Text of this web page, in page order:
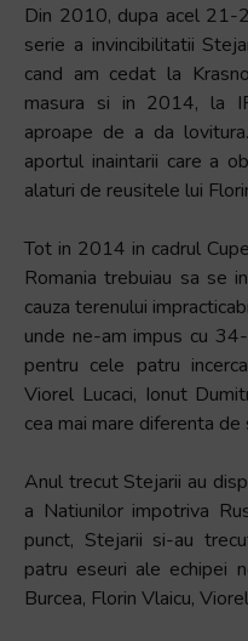
conținutul.
Din 2010, dupa acel 21-
serie a invincibilitatii
cand am cedat la
masura si in 2014, la
aproape de a da
aportul inaintarii care a
alaturi de reusitele lui
Tot in 2014 in cadrul
Romania trebuiau sa se
cauza terenului
unde ne-am impus cu
pentru cele patru
Viorel Lucaci, Ionut
cea mai mare diferenta
Anul trecut Stejarii au
a Natiunilor impotriva
punct, Stejarii si-au
patru eseuri ale echipei
Burcea, Florin Vlaicu,